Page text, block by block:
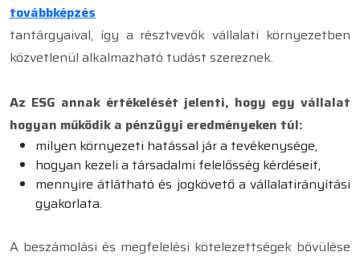
továbbképzés
tantárgyaival, így a résztvevők vállalati környezetben
közvetlenül alkalmazható tudást szereznek.
Az ESG annak értékelését jelenti, hogy egy vállalat
hogyan működik a pénzügyi eredményeken túl:
milyen környezeti hatással jár a tevékenysége,
hogyan kezeli a társadalmi felelősség kérdéseit,
mennyire átlátható és jogkövető a vállalatirányítási
gyakorlata.
A beszámolási és megfelelési kötelezettségek bővülése